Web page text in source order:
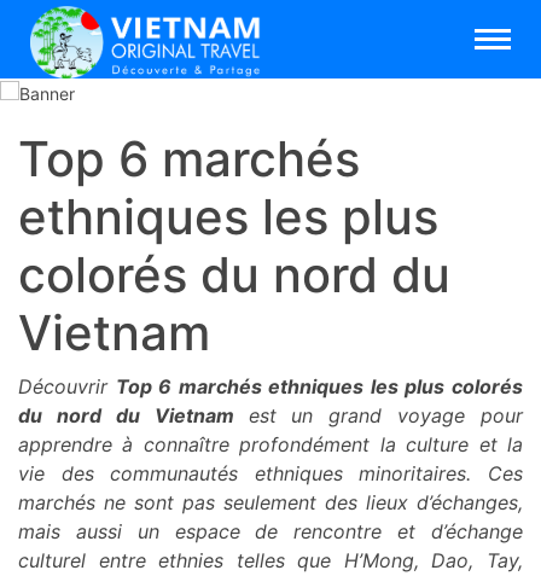
Top 6 marchés
ethniques les plus
colorés du nord du
Vietnam
Découvrir Top 6 marchés ethniques les plus colorés
du nord du Vietnam est un grand voyage pour
apprendre à connaître profondément la culture et la
vie des communautés ethniques minoritaires. Ces
marchés ne sont pas seulement des lieux d’échanges,
mais aussi un espace de rencontre et d’échange
culturel entre ethnies telles que H’Mong, Dao, Tay,